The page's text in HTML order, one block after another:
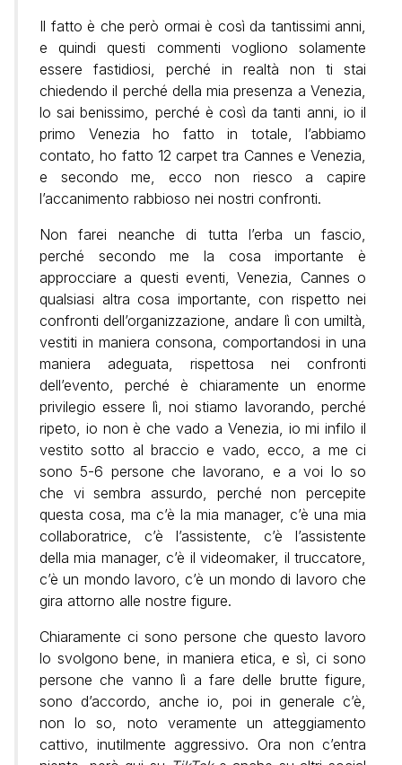
Il fatto è che però ormai è così da tantissimi anni,
e quindi questi commenti vogliono solamente
essere fastidiosi, perché in realtà non ti stai
chiedendo il perché della mia presenza a Venezia,
lo sai benissimo, perché è così da tanti anni, io il
primo Venezia ho fatto in totale, l’abbiamo
contato, ho fatto 12 carpet tra Cannes e Venezia,
e secondo me, ecco non riesco a capire
l’accanimento rabbioso nei nostri confronti.
Non farei neanche di tutta l’erba un fascio,
perché secondo me la cosa importante è
approcciare a questi eventi, Venezia, Cannes o
qualsiasi altra cosa importante, con rispetto nei
confronti dell’organizzazione, andare lì con umiltà,
vestiti in maniera consona, comportandosi in una
maniera adeguata, rispettosa nei confronti
dell’evento, perché è chiaramente un enorme
privilegio essere lì, noi stiamo lavorando, perché
ripeto, io non è che vado a Venezia, io mi infilo il
vestito sotto al braccio e vado, ecco, a me ci
sono 5-6 persone che lavorano, e a voi lo so
che vi sembra assurdo, perché non percepite
questa cosa, ma c’è la mia manager, c’è una mia
collaboratrice, c’è l’assistente, c’è l’assistente
della mia manager, c’è il videomaker, il truccatore,
c’è un mondo lavoro, c’è un mondo di lavoro che
gira attorno alle nostre figure.
Chiaramente ci sono persone che questo lavoro
lo svolgono bene, in maniera etica, e sì, ci sono
persone che vanno lì a fare delle brutte figure,
sono d’accordo, anche io, poi in generale c’è,
non lo so, noto veramente un atteggiamento
cattivo, inutilmente aggressivo. Ora non c’entra